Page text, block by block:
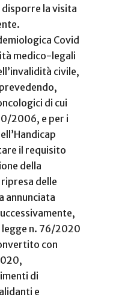
disporre la visita
Covid
medico-legali
civile,
di cui
2006, e per i
il requisito
della
delle
annunciata
legge n. 76/2020
con
di
e